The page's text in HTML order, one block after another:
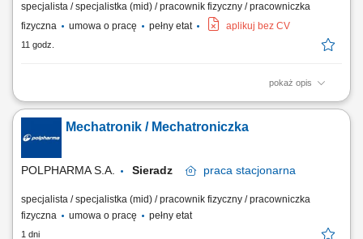
specjalista / specjalistka (mid) / pracownik fizyczny / pracowniczka
fizyczna
umowa o pracę pełny etat aplikuj bez CV
11 godz.
pokaż opis
Zakres obowiązków: Zapewnienie prawidłowego działania maszyn,
urządzeń, instalacji oraz systemów automatyki. Wykonywanie napraw,
konserwacji i bieżących prac serwisowych. Przeprowadzanie
przeglądów technicznych oraz kontroli stanu urządzeń. Wykonywanie
kalibracji aparatury...
Mechatronik / Mechatroniczka
POLPHARMA S.A. Sieradz praca stacjonarna
specjalista / specjalistka (mid) / pracownik fizyczny / pracowniczka
fizyczna
umowa o pracę pełny etat
1 dni